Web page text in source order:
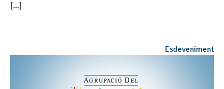
[...]
Esdeveniment